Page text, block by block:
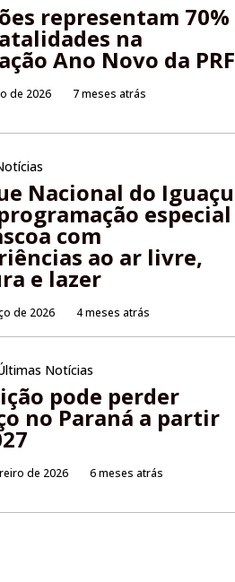
representam 70%
na
Ano Novo da PRF
de 2026 7 meses atrás
Nacional do Iguaçu
especial
com
ao ar livre,
e lazer
de 2026 4 meses atrás
Notícias
pode perder
no Paraná a partir
de 2026 6 meses atrás